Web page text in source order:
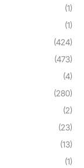
(1)
(1)
(424)
(473)
(4)
(280)
(2)
(23)
(13)
(1)